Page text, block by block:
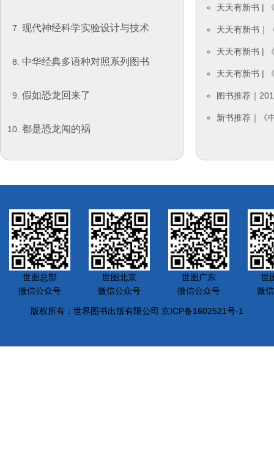
现代神经科学实验设计与技术
中华经典多语种对照系列图书
假如恐龙回来了
都是恐龙闯的祸
天天有新书 |
天天有新书｜
天天有新书 |
天天有新书 |
图书推荐｜
新书推荐｜《
世图总部
微信公众号
世图北京
微信公众号
世图广东
微信公众号
世
微
版权所有：世界图书出版有限公司 京ICP备1602521号-1